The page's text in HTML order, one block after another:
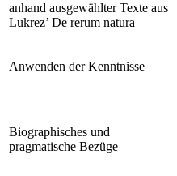
anhand ausgewählter Texte aus
Lukrez’ De rerum natura
Anwenden der Kenntnisse
Biographisches und
pragmatische Bezüge